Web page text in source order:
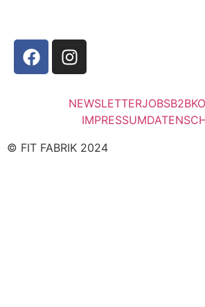
NEWSLETTERJOBSB2B
IMPRESSUM
© FIT FABRIK 2024